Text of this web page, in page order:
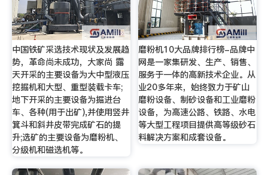
中国铁矿采选技术现状及发展趋
势，革命尚未成功，大家尚 露
天开采的主要设备为大中型液压
挖掘机和大型、重型装载卡车;
地下开采的主要设备为掘进台
车、各种(用于出矿),并使用竖井
箕斗和斜井皮带完成矿石的提
升;选矿的主要设备为磨粉机、
分级机和磁选机等。
磨粉机10大品牌排行榜-品牌中
网是一家集研发、生产、销售、
服务于一体的高新技术企业。从
业20多年来，始终致力于矿山
磨粉设备、制砂设备和工业磨粉
设备，为高速公路、铁路、水电
等大型工程项目提供高等级砂石
料解决方案和成套设备。